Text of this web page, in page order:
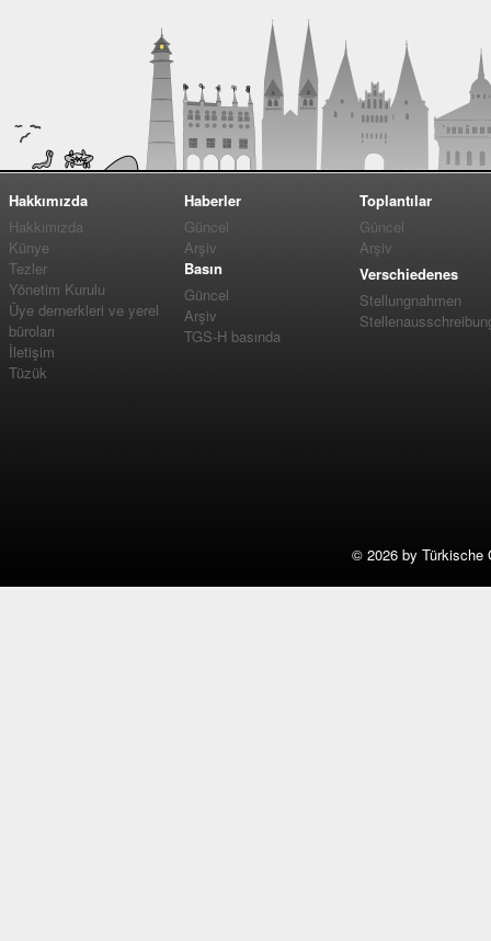
Hakkımızda
Hakkımızda
Künye
Tezler
Yönetim Kurulu
Üye dernerkleri ve yerel
büroları
İletişim
Tüzük
Haberler
Güncel
Arşiv
Basın
Güncel
Arşiv
TGS-H basında
Toplantılar
Güncel
Arşiv
Verschiedenes
Stellungnahmen
© 2026 by Türkische